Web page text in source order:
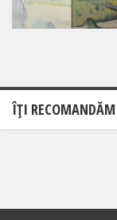
ÎŢI RECOMANDĂM